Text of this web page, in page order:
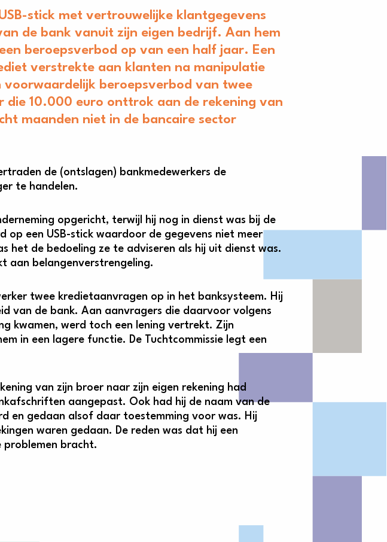
stick met vertrouwelijke klantgegevens
de bank vanuit zijn eigen bedrijf. Aan hem
beroepsverbod op van een half jaar. Een
verstrekte aan klanten na manipulatie
beroepsverbod van twee
die 10.000 euro onttrok aan de rekening van
maanden niet in de bancaire sector
de (ontslagen) bankmedewerkers de
te handelen.
opgericht, terwijl hij nog in dienst was bij de
op een USB-stick waardoor de gegevens niet meer
het de bedoeling ze te adviseren als hij uit dienst was.
aan belangenverstrengeling.
twee kredietaanvragen op in het banksysteem. Hij
van de bank. Aan aanvragers die daarvoor volgens
kwamen, werd toch een lening vertrekt. Zijn
in een lagere functie. De Tuchtcommissie legt een
van zijn broer naar zijn eigen rekening had
aangepast. Ook had hij de naam van de
en gedaan alsof daar toestemming voor was. Hij
waren gedaan. De reden was dat hij een
problemen bracht.